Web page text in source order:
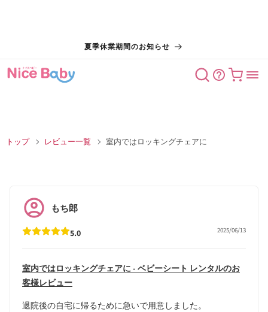
夏季休業期間のお知らせ
カート
トップ レビュー一覧 室内ではロッキングチェアに
5.0 2025/06/13
もち郎
室内ではロッキングチェアに - ベビーシート レンタルのお
客様レビュー
退院後の自宅に帰るために急いで用意しました。